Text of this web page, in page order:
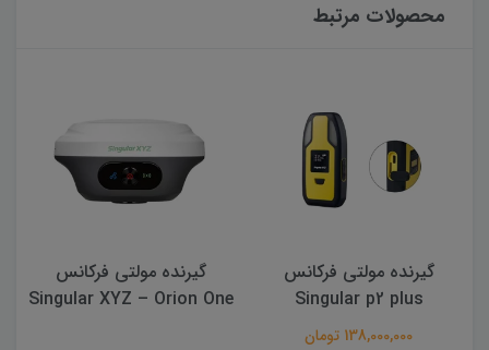
محصولات مرتبط
گیرنده مولتی فرکانس
Singular p2 plus
138,000,000 تومان
گیرنده مولتی فرکانس
Singular XYZ – Orion One